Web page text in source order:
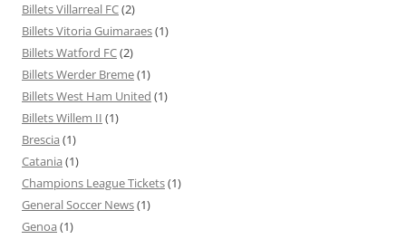
Billets Villarreal FC(2)
Billets Vitoria Guimaraes(1)
Billets Watford FC(2)
Billets Werder Breme(1)
Billets West Ham United (1)
Billets Willem II (1)
Brescia (1)
Catania (1)
Champions League Tickets(1)
General Soccer News(1)
Genoa (1)